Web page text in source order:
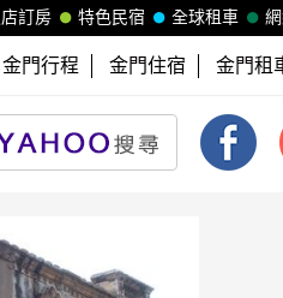
全球租車
特色民宿
訂房
金門行程 金門住宿 金門租